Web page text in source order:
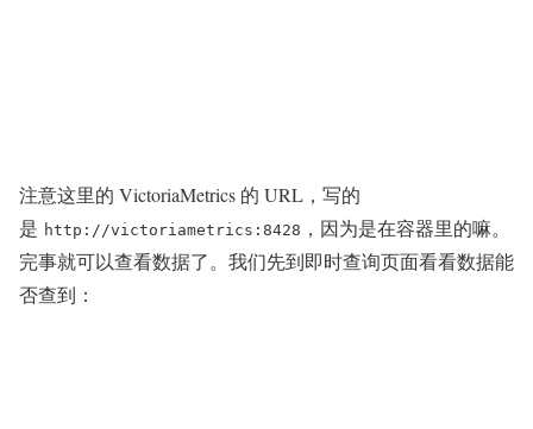
注意这里的 VictoriaMetrics 的 URL，写的
是 http://victoriametrics:8428 ，因为是在容器里的嘛。
完事就可以查看数据了。我们先到即时查询页面看看数据能
否查到：